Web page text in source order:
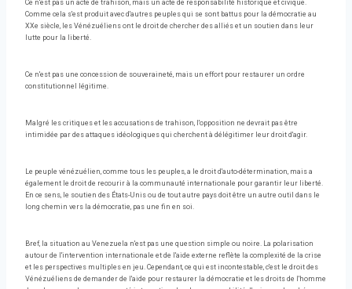
Ce n'est pas un acte de trahison, mais un acte de responsabilité historique et civique.
Comme cela s'est produit avec d'autres peuples qui se sont battus pour la démocratie au
XXe siècle, les Vénézuéliens ont le droit de chercher des alliés et un soutien dans leur
lutte pour la liberté.
Ce n'est pas une concession de souveraineté, mais un effort pour restaurer un ordre
constitutionnel légitime.
Malgré les critiques et les accusations de trahison, l'opposition ne devrait pas être
intimidée par des attaques idéologiques qui cherchent à délégitimer leur droit d'agir.
Le peuple vénézuélien, comme tous les peuples, a le droit d'auto-détermination, mais a
également le droit de recourir à la communauté internationale pour garantir leur liberté.
En ce sens, le soutien des États-Unis ou de tout autre pays doit être un autre outil dans le
long chemin vers la démocratie, pas une fin en soi.
Bref, la situation au Venezuela n'est pas une question simple ou noire. La polarisation
autour de l'intervention internationale et de l'aide externe reflète la complexité de la crise
et les perspectives multiples en jeu. Cependant, ce qui est incontestable, c'est le droit des
Vénézuéliens de demander de l'aide pour restaurer la démocratie et les droits de l'homme